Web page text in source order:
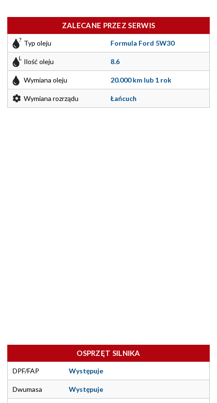
ZALECANE PRZEZ SERWIS
Typ oleju Formula Ford 5W30
Ilość oleju 8.6
Wymiana oleju 20.000 km lub 1 rok
Wymiana rozrządu Łańcuch
OSPRZĘT SILNIKA
DPF/FAP Występuje
Dwumasa Występuje